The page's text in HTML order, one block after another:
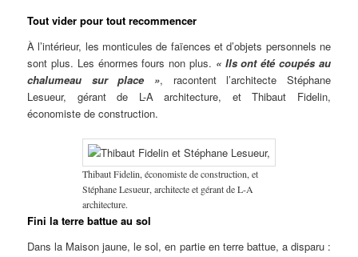
Tout vider pour tout recommencer
À l’intérieur, les monticules de faïences et d’objets personnels ne
sont plus. Les énormes fours non plus. « Ils ont été coupés au
chalumeau sur place », racontent l’architecte Stéphane
Lesueur, gérant de L-A architecture, et Thibaut Fidelin,
économiste de construction.
Thibaut Fidelin, économiste de construction, et
Stéphane Lesueur, architecte et gérant de L-A
architecture.
Fini la terre battue au sol
Dans la Maison jaune, le sol, en partie en terre battue, a disparu :